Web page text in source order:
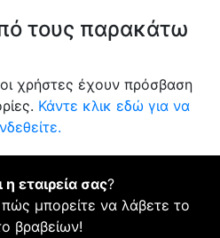
τους παρακάτω
χρήστες έχουν πρόσβαση
Κάντε κλικ εδώ για να
η εταιρεία σας?
πώς μπορείτε να λάβετε το
βραβείων!